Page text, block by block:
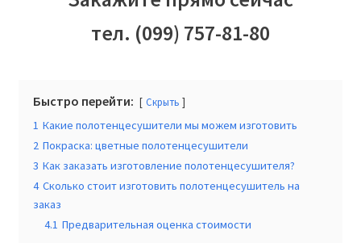
тел. (099) 757-81-80
Быстро перейти: Скрыть
1 Какие полотенцесушители мы можем изготовить
2 Покраска: цветные полотенцесушители
3 Как заказать изготовление полотенцесушителя?
4 Сколько стоит изготовить полотенцесушитель на
заказ
4.1 Предварительная оценка стоимости